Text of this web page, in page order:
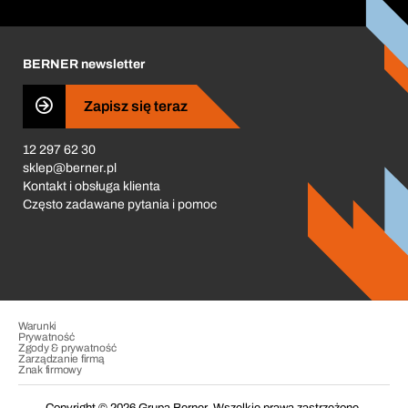
Business Conduct
BERNER newsletter
Zapisz się teraz
12 297 62 30
sklep@berner.pl
Kontakt i obsługa klienta
Często zadawane pytania i pomoc
Warunki
Prywatność
Zgody & prywatność
Zarządzanie firmą
Znak firmowy